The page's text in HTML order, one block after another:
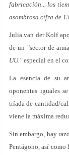
fabricación... los
asombrosa cifra de
Julia van der Kolf
de un "sector de
UU."especial en el
La esencia de su
oponentes iguales
tríada de cantidad/
viene la máxima
Sin embargo, hay
Pentágono, así como